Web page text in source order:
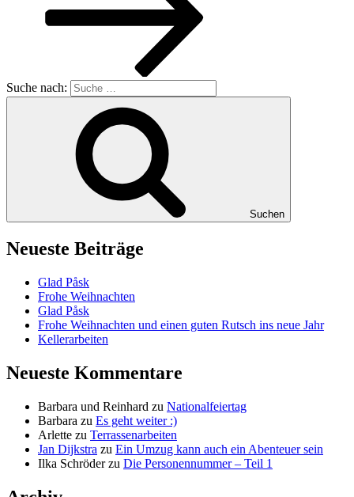
Suche nach:
Suchen
Neueste Beiträge
Glad Påsk
Frohe Weihnachten
Glad Påsk
Frohe Weihnachten und einen guten Rutsch ins neue Jahr
Kellerarbeiten
Neueste Kommentare
Barbara und Reinhard zu Nationalfeiertag
Barbara zu Es geht weiter :)
Arlette zu Terrassenarbeiten
Jan Dijkstra zu Ein Umzug kann auch ein Abenteuer sein
Ilka Schröderzu Die Personennummer – Teil 1